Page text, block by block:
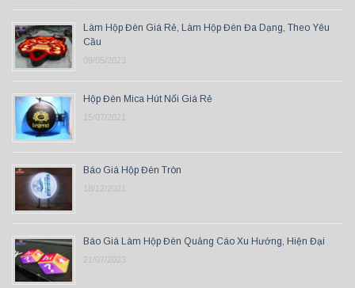
Làm Hộp Đèn Giá Rẻ, Làm Hộp Đèn Đa Dạng, Theo Yêu
Cầu
09/05/2023
Hộp Đèn Mica Hút Nổi Giá Rẻ
15/07/2021
Báo Giá Hộp Đèn Tròn
18/12/2021
Báo Giá Làm Hộp Đèn Quảng Cáo Xu Hướng, Hiện Đại
21/07/2023